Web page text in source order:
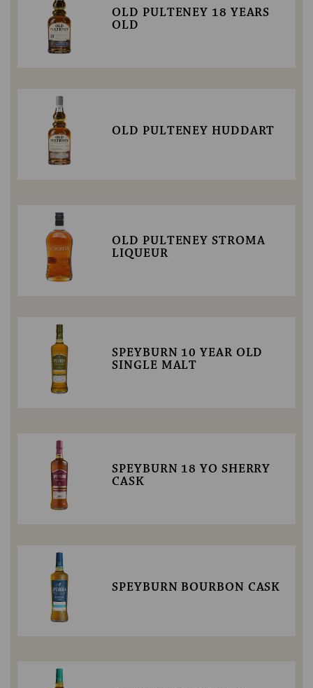
OLD PULTENEY 18 YEARS
OLD
OLD PULTENEY HUDDART
OLD PULTENEY STROMA
LIQUEUR
SPEYBURN 10 YEAR OLD
SINGLE MALT
SPEYBURN 18 YO SHERRY
CASK
SPEYBURN BOURBON CASK